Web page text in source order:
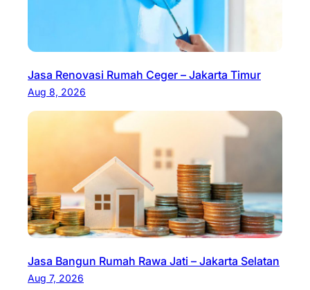
Jasa Renovasi Rumah Ceger – Jakarta Timur
Aug 8, 2026
Jasa Bangun Rumah Rawa Jati – Jakarta Selatan
Aug 7, 2026